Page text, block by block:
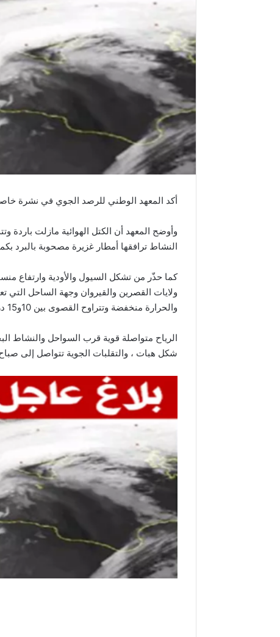
أكد المعهد الوطني للرصد الجوي في نشرة خاصة
وأوضح المعهد أن الكتل الهوائية مازلت باردة
النشاط ترافقها أمطار غزيرة مصحوبة بالبرد بكميات تتراوح بين 40 و60 مم
كما حذّر من تشكل السيول والأودية وارتفاع
ولايات القصرين والقيروان وجهة الساحل التي
والحرارة منخفضة وتتراوح القصوى بين 10و15 درجة وتكون في حدود 8 بالمرتفعات.
شكل هبات ، والتقلبات الجوية تتواصل إلى